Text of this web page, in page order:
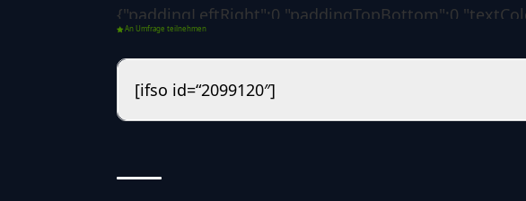
[],"custom":{"css":""}},"options":{"poll":
An Umfrage teilnehmen
[ifso id=“2099120″]